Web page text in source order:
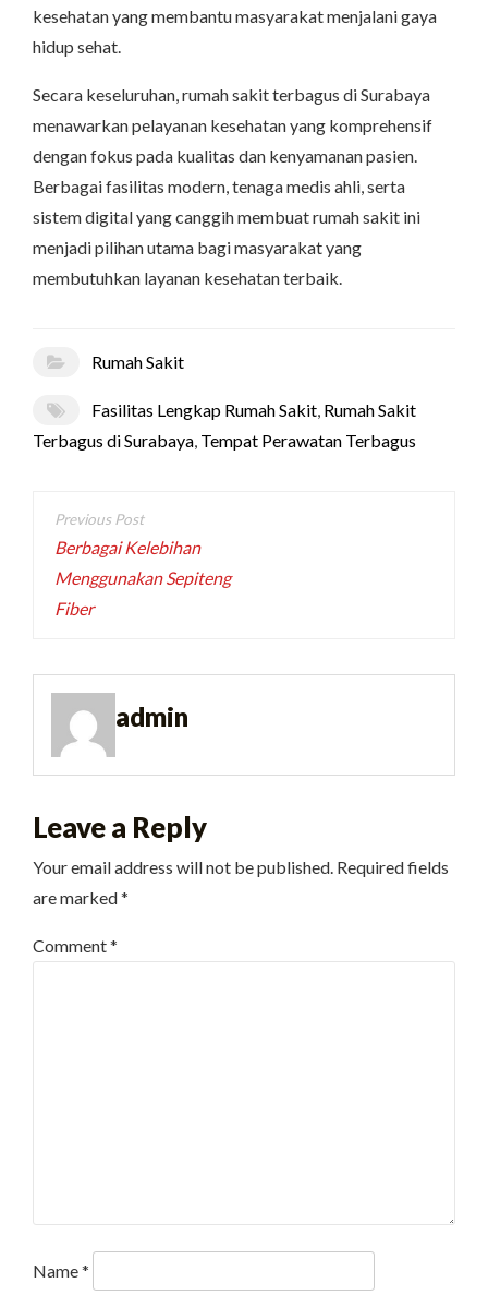
kesehatan yang membantu masyarakat menjalani gaya
hidup sehat.
Secara keseluruhan, rumah sakit terbagus di Surabaya
menawarkan pelayanan kesehatan yang komprehensif
dengan fokus pada kualitas dan kenyamanan pasien.
Berbagai fasilitas modern, tenaga medis ahli, serta
sistem digital yang canggih membuat rumah sakit ini
menjadi pilihan utama bagi masyarakat yang
membutuhkan layanan kesehatan terbaik.
Rumah Sakit
Fasilitas Lengkap Rumah Sakit, Rumah Sakit
Terbagus di Surabaya, Tempat Perawatan Terbagus
Post
navigation
Berbagai Kelebihan
Menggunakan Sepiteng
Fiber
admin
Leave a Reply
Your email address will not be published. Required fields
are marked*
Comment*
Name*